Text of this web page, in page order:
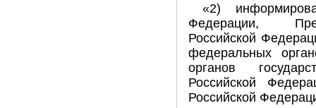
«2)
Федерации,
Российской
федеральных
органов
Российской
Российской